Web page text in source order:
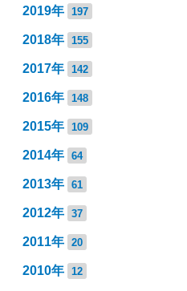
2019年 197
2018年 155
2017年 142
2016年 148
2015年 109
2014年 64
2013年 61
2012年 37
2011年 20
2010年 12